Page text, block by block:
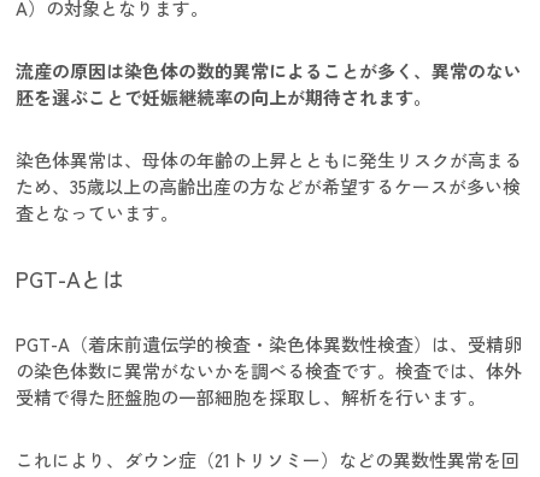
A）の対象となります。
流産の原因は染色体の数的異常によることが多く、異常のない
胚を選ぶことで妊娠継続率の向上が期待されます。
染色体異常は、母体の年齢の上昇とともに発生リスクが高まる
ため、35歳以上の高齢出産の方などが希望するケースが多い検
査となっています。
PGT-Aとは
PGT-A（着床前遺伝学的検査・染色体異数性検査）は、受精卵
の染色体数に異常がないかを調べる検査です。検査では、体外
受精で得た胚盤胞の一部細胞を採取し、解析を行います。
これにより、ダウン症（21トリソミー）などの異数性異常を回